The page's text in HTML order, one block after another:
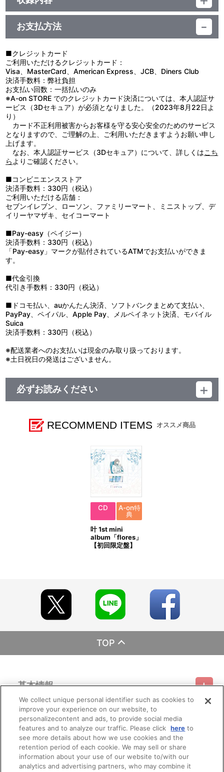
ランダムでトレーディングカード1枚封入(初回限定盤ジャケットイ
ラスト・通常盤ジャケットイラスト・アーティストイラストの3
種、左記に本人の複製直筆コメントが入った3種の全6種類)
他、仕様
描き下ろしイラストジャケット
お支払方法
■クレジットカード
ご利用いただけるクレジットカード：
Visa、MasterCard、American Express、JCB、Diners Club
決済手数料：弊社負担
お支払い回数：一括払いのみ
※A-on STORE でのクレジットカード決済については、本人認証サ
ービス（3Dセキュア）が必須となりました。（2023年8月22日よ
り）
カード不正利用被害からお客様を守る安心安全のためのサービス
となりますので、ご理解の上、ご利用いただきますようお願い申し
上げます。
なお、本人認証サービス（3Dセキュア）について、詳しくはこち
ら よりご確認ください。
■コンビニエンスストア
決済手数料：330円（税込）
ご利用いただける店舗：
セブンイレブン、ローソン、ファミリーマート、ミニストップ、デ
イリーヤマザキ、セイコーマート
■Pay-easy（ペイジー）
決済手数料：330円（税込）
「Pay-easy」マークが貼付されているATMでお支払いができま
す。
■代金引換
代引き手数料：330円（税込）
■ドコモ払い、auかんたん決済、ソフトバンクまとめて支払い、
PayPay、ペイパル、Apple Pay、メルペイネット決済、モバイル
Suica
決済手数料：330円（税込）
※配送業者へのお支払いは現金のみ取り扱っております。
※土日祝日の発送はございません。
必ずお読みください
販売元 (株)バンダイナムコフィルムワークス
RECOMMEND ITEMS オススメ商品
CD
A-on特
典
叶 1st mini
album「flores」
【初回限定盤】
TOP
基本情報
利用規約 特定商取引法に基づく表示 プライバシーポリシー
プライバシーオプション 会社概要
ご利用情報
ご利用ガイド サイトマップ お問い合わせ 推奨環境
会員メニュー
ログイン 会員規約 新規会員登録
その他のご案内
We collect unique personal identifier such as cookies to
improve your experience on our website, to
personalizecontent and ads, to provide social media
features and to analyze our traffic. Please click here to
see more details about how we use cookies and the
retention period of each cookie. We may sell or share
information about your use of our website to/with our
analytics and advertising partners, who may combine it